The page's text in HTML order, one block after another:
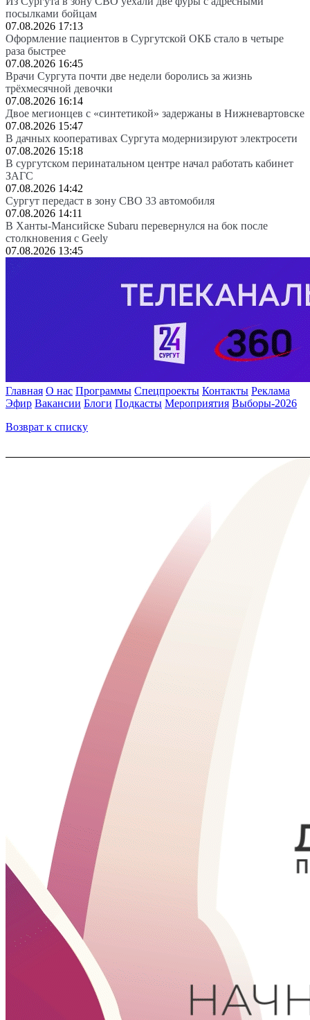
посылками бойцам
07.08.2026 17:13
Оформление пациентов в Сургутской ОКБ стало в четыре
раза быстрее
07.08.2026 16:45
Врачи Сургута почти две недели боролись за жизнь
трёхмесячной девочки
07.08.2026 16:14
Двое мегионцев с «синтетикой» задержаны в Нижневартовске
07.08.2026 15:47
В дачных кооперативах Сургута модернизируют электросети
07.08.2026 15:18
В сургутском перинатальном центре начал работать кабинет
ЗАГС
07.08.2026 14:42
Сургут передаст в зону СВО 33 автомобиля
07.08.2026 14:11
В Ханты-Мансийске Subaru перевернулся на бок после
столкновения с Geely
07.08.2026 13:45
Главная О нас Программы Спецпроекты Контакты Реклама
Эфир Вакансии Блоги Подкасты Мероприятия Выборы-2026
Возврат к списку